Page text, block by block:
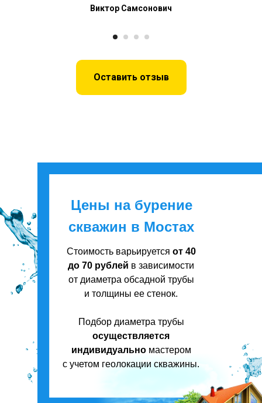
Виктор Самсонович
Оставить отзыв
Цены на бурение
скважин в Мостах
Стоимость варьируется от 40
до 70 рублей в зависимости
от диаметра обсадной трубы
и толщины ее стенок.
Подбор диаметра трубы
осуществляется
индивидуальномастером
с учетом геолокации скважины.